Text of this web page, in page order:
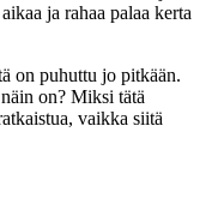
ja rahaa palaa kerta
on puhuttu jo pitkään.
on? Miksi tätä
vaikka siitä